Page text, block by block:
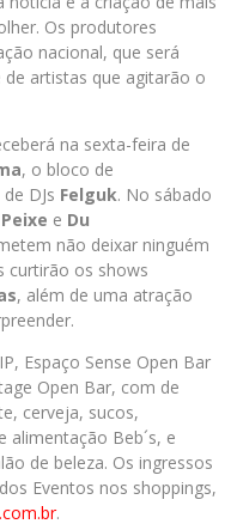
Os produtores
nacional, que será
artistas que agitarão o
na sexta-feira de
, o bloco de
DJs Felguk. No sábado
e Du
não deixar ninguém
curtirão os shows
, além de uma atração
Espaço Sense Open Bar
Open Bar, com de
cerveja, sucos,
alimentação Beb´s, e
de beleza. Os ingressos
Eventos nos shoppings,
.